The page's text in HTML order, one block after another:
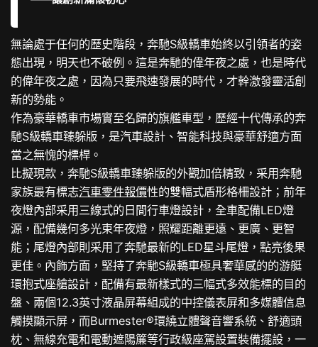
無論處于任何的歷史階段，奔馳S級轎車始終以引領者的姿
態出現，明天也不破例。這是奔馳的偉年夜之處，也是時代
的偉年夜之處，因為只要飛速發展的時代，才幹激發靈活創
新的勢能。
作為豪華轎車市場實至名歸的旗艦車型，歷經十代傳承的奔
馳S級轎車臻躲版，是汽車設計、智能科技與豪華舒適方面
當之無愧的標桿。
比擬現款，奔馳S級轎車臻躲版的外觀加倍精致，采用奔馳
家族最有標志汽車零件報價性的雙幅式盾形格柵設計；前年
夜燈內部采用三線式的日間行車燈設計，全車配備LED燈
源，配備幾何多光束年夜燈，照耀距離更遠、更廣、更智
能；尾燈內部則采用了奔馳最新的LED星斗尾燈，點亮後果
更佳。內飾方面，堅持了奔馳S級轎車極具奢華感的的游艇
環抱式座艙設計，配備有最新樣式的三幅式多效能標的目的
盤、兩個12.3英寸液晶屏幕組成的中控儀表屏和多媒體信息
觸摸顯示屏，而Burmester®環繞立體聲音響系統、舒適頭
枕、無線充電和電動遮陽簾等行政級座駕設置裝備擺設，一